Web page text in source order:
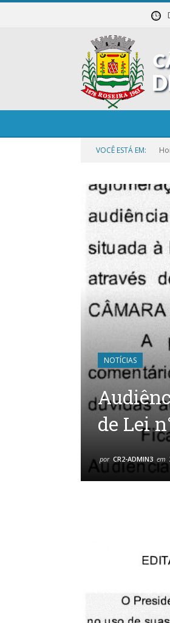
VOCÊ ESTÁ EM:
NOTÍCIAS
de Lei
por CR2-ADMIN3 em